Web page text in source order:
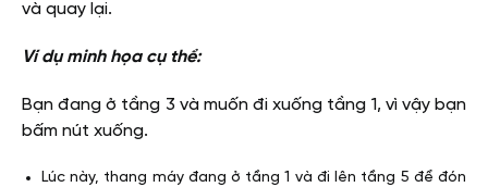
và quay lại.
Ví dụ minh họa cụ thể:
Bạn đang ở tầng 3 và muốn đi xuống tầng 1, vì vậy bạn
bấm nút xuống.
Lúc này, thang máy đang ở tầng 1 và đi lên tầng 5 để đón